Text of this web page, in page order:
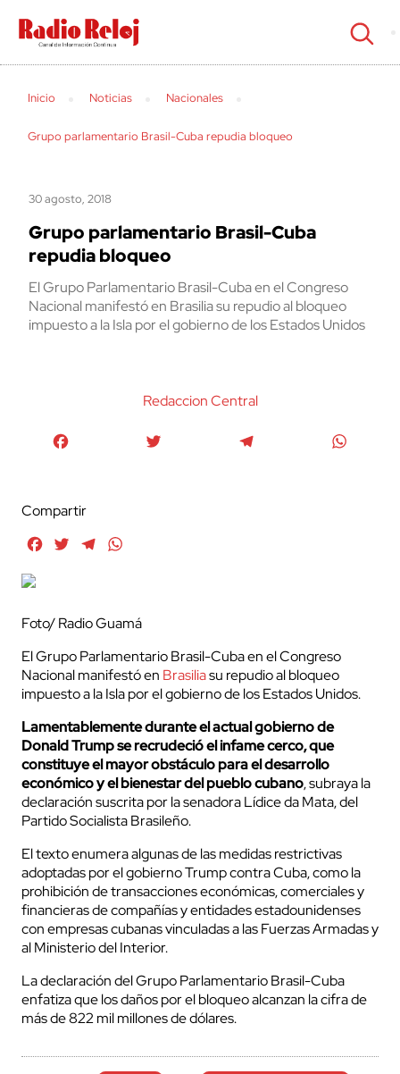
cerrar
Inicio Noticias Nacionales
Grupo parlamentario Brasil-Cuba repudia bloqueo
30 agosto, 2018
Grupo parlamentario Brasil-Cuba
repudia bloqueo
El Grupo Parlamentario Brasil-Cuba en el Congreso
Nacional manifestó en Brasilia su repudio al bloqueo
impuesto a la Isla por el gobierno de los Estados Unidos
Redaccion Central
Compartir
FacebookTwitterTelegram
Foto/ Radio Guamá
El Grupo Parlamentario Brasil-Cuba en el Congreso
Nacional manifestó en Brasiliasu repudio al bloqueo
impuesto a la Isla por el gobierno de los Estados Unidos.
Lamentablemente durante el actual gobierno de
Donald Trump se recrudeció el infame cerco, que
constituye el mayor obstáculo para el desarrollo
económico y el bienestar del pueblo cubano, subraya la
declaración suscrita por la senadora Lídice da Mata, del
Partido Socialista Brasileño.
El texto enumera algunas de las medidas restrictivas
adoptadas por el gobierno Trump contra Cuba, como la
prohibición de transacciones económicas, comerciales y
financieras de compañías y entidades estadounidenses
con empresas cubanas vinculadas a las Fuerzas Armadas y
al Ministerio del Interior.
La declaración del Grupo Parlamentario Brasil-Cuba
enfatiza que los daños por el bloqueo alcanzan la cifra de
más de 822 mil millones de dólares.